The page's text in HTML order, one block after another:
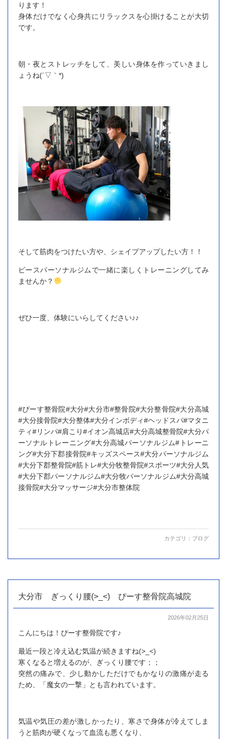
ります！
身体だけでなく心身共にリラックスを心掛けることが大切
です。
朝・夜とストレッチをして、美しい身体を作っていきまし
ょうね(´▽｀*)
そして筋肉をつけたい方や、シェイプアップしたい方！！
ピースパーソナルジムで一緒に楽しくトレーニングしてみ
ませんか？
ぜひ一度、体験にいらしてください♪♪
#ぴーす整骨院#大分#大分市#整骨院#大分整骨院#大分高城
#大分接骨院#大分整体#大分インボディ#ヘッドスパ#マタニ
ティ#リンパ#肩こり#イオン高城店#大分高城整骨院#大分パ
ーソナルトレーニング#大分高城パーソナルジム#トレーニ
ング#大分下郡接骨院#キッズスペース#大分パーソナルジム
#大分下郡整骨院#筋トレ#大分牧整骨院#スポーツ#大分人気
#大分下郡パーソナルジム#大分牧パーソナルジム#大分高城
接骨院#大分マッサージ#大分市整体院
カテゴリ： ブログ
大分市 ぎっくり腰(>_<) ぴーす整骨院高城院
2026年02月25日
こんにちは！ぴーす整骨院です♪
最近一段と冷え込む気温が続きますね(>_<)
寒くなると増えるのが、ぎっくり腰です；；
突然の痛みで、少し動かしただけでもかなりの激痛が走る
ため、「魔女の一撃」とも言われています。
気温や気圧の差が激しかったり、寒さで身体が冷えてしま
うと筋肉が硬くなって血流も悪くなり、